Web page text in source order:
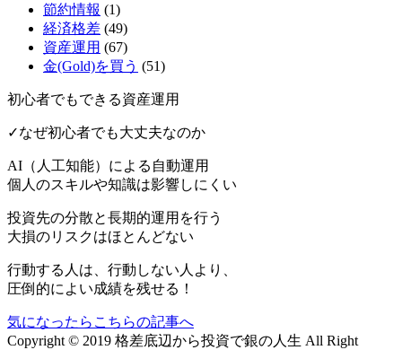
節約情報 (1)
経済格差 (49)
資産運用 (67)
金(Gold)を買う (51)
初心者でもできる資産運用
✓なぜ初心者でも大丈夫なのか
AI（人工知能）による 自動運用
個人のスキルや知識は影響しにくい
投資先の分散と長期的運用を行う
大損のリスクはほとんどない
行動する人は、行動しない人より、
圧倒的によい成績を残せる！
気になったらこちらの記事へ
Copyright © 2019 格差底辺から投資で銀の人生 All Right